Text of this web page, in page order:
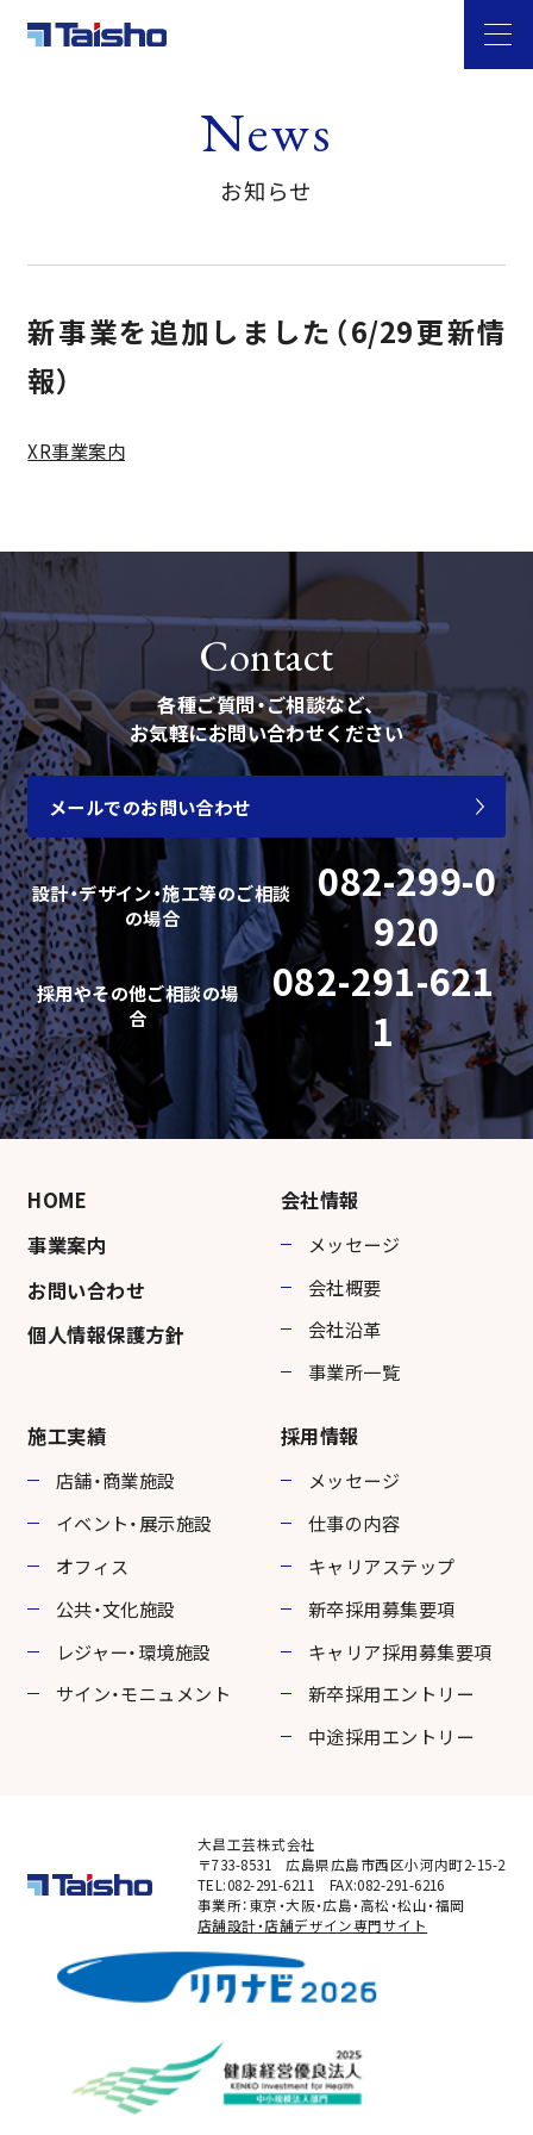
会社情報
事業案内
新事業
採用情報
お問い合わせ
News
お知らせ
新事業を追加しました（6/29更新情
報）
XR事業案内
Contact
各種ご質問・ご相談など、
お気軽にお問い合わせください
メールでのお問い合わせ
設計・デザイン・施工等のご相談
の場合
082-299-0
920
採用やその他ご相談の場
合
082-291-621
1
HOME
事業案内
お問い合わせ
個人情報保護方針
会社情報
メッセージ
会社概要
会社沿革
事業所一覧
施工実績
店舗・商業施設
イベント・展示施設
オフィス
公共・文化施設
レジャー・環境施設
サイン・モニュメント
採用情報
メッセージ
仕事の内容
キャリアステップ
新卒採用募集要項
キャリア採用募集要項
新卒採用エントリー
中途採用エントリー
大昌工芸株式会社
〒733-8531 広島県広島市西区小河内町2-15-2
TEL:082-291-6211 FAX:082-291-6216
事業所：東京・大阪・広島・高松・松山・福岡
店舗設計・店舗デザイン専門サイト